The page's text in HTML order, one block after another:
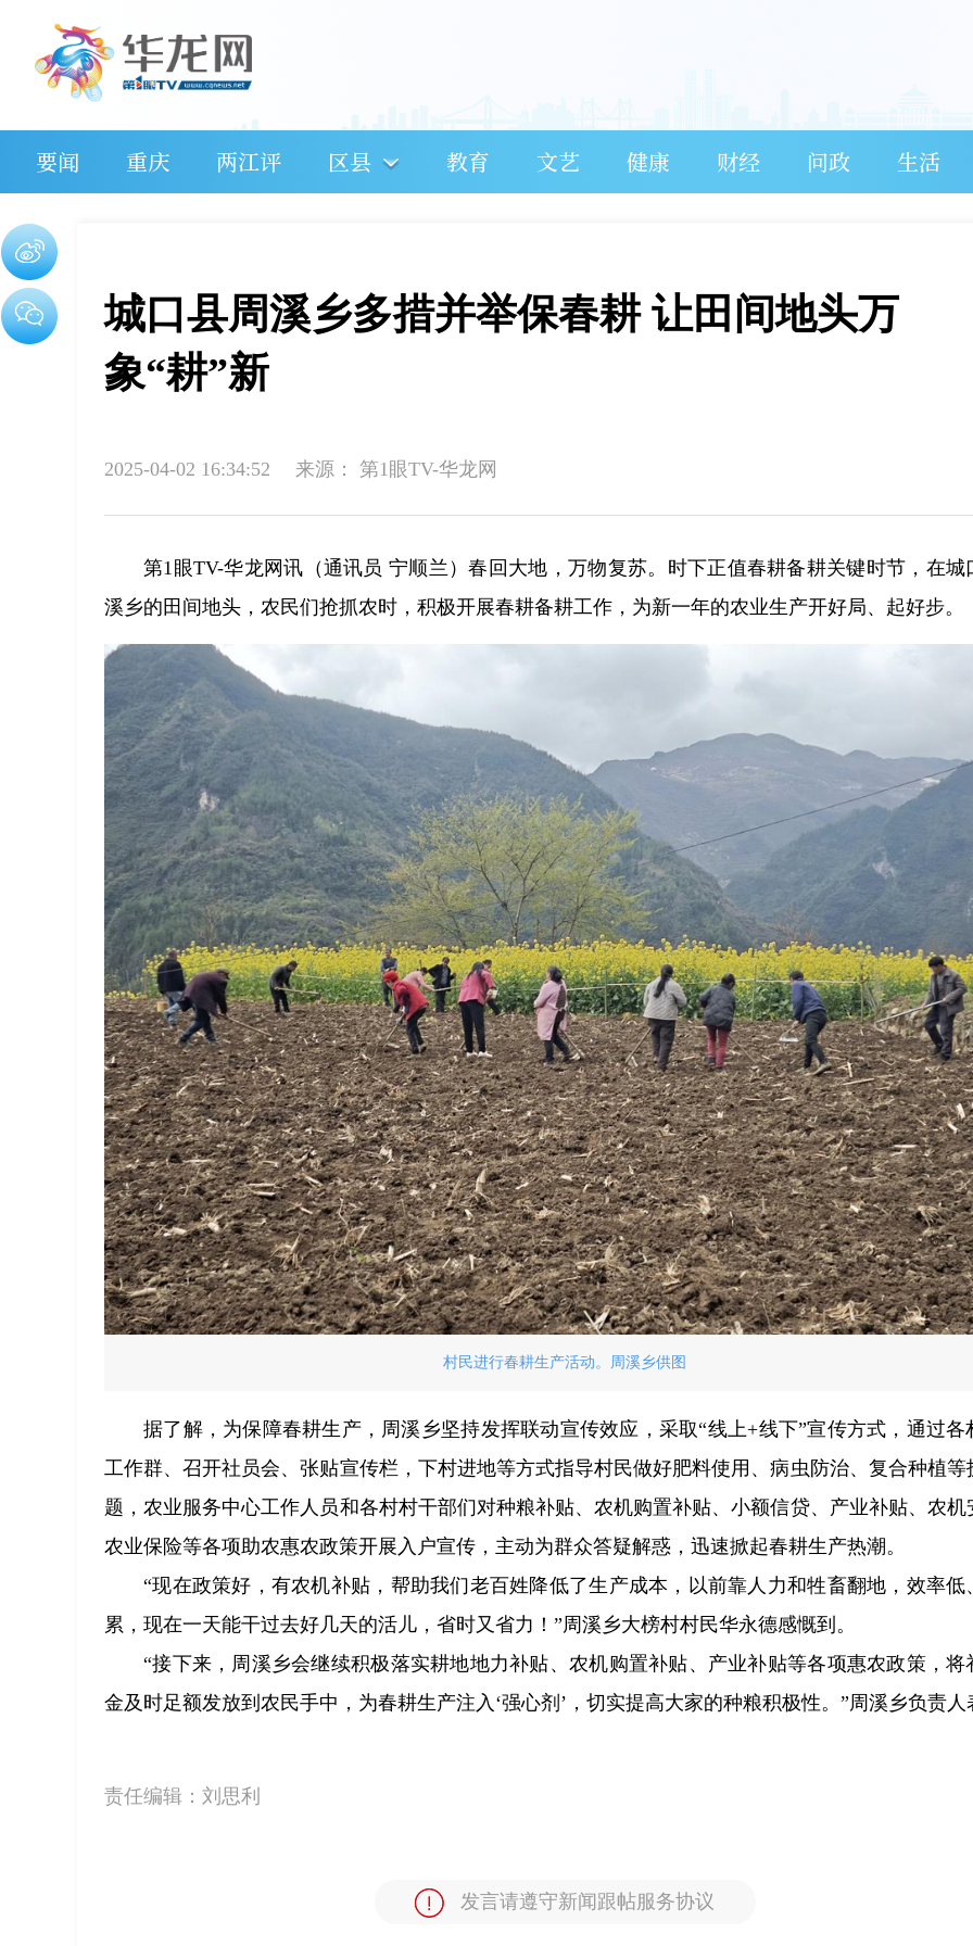
要闻 重庆 两江评 区县 教育 文艺 健康 财经 问政 生活
城口县周溪乡多措并举保春耕 让田间地头万
象“耕”新
2025-04-02 16:34:52 来源： 第1眼TV-华龙网
第1眼TV-华龙网讯（通讯员 宁顺兰）春回大地，万物复苏。时下正值春耕备耕关键时节，在城
溪乡的田间地头，农民们抢抓农时，积极开展春耕备耕工作，为新一年的农业生产开好局、起好步。
村民进行春耕生产活动。周溪乡供图
据了解，为保障春耕生产，周溪乡坚持发挥联动宣传效应，采取“线上+线下”宣传方式，通过各
工作群、召开社员会、张贴宣传栏，下村进地等方式指导村民做好肥料使用、病虫防治、复合种植等
题，农业服务中心工作人员和各村村干部们对种粮补贴、农机购置补贴、小额信贷、产业补贴、农机
农业保险等各项助农惠农政策开展入户宣传，主动为群众答疑解惑，迅速掀起春耕生产热潮。
“现在政策好，有农机补贴，帮助我们老百姓降低了生产成本，以前靠人力和牲畜翻地，效率低
累，现在一天能干过去好几天的活儿，省时又省力！”周溪乡大榜村村民华永德感慨到。
“接下来，周溪乡会继续积极落实耕地地力补贴、农机购置补贴、产业补贴等各项惠农政策，将
金及时足额发放到农民手中，为春耕生产注入‘强心剂’，切实提高大家的种粮积极性。”周溪乡负责人
责任编辑： 刘思利
发言请遵守新闻跟帖服务协议